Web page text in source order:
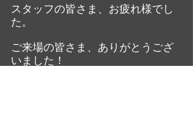
スタッフの皆さま、お疲れ様でし
た。
ご来場の皆さま、ありがとうござ
いました！